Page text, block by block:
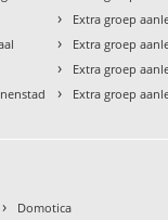
› Extra groep
› Extra groep
› Extra groep
› Extra groep
› Domotica